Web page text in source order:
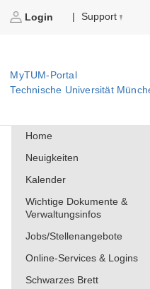
Login | Support
MyTUM-Portal
Technische Universität
Home
Neuigkeiten
Kalender
Wichtige Dokumente &
Verwaltungsinfos
Jobs/Stellenangebote
Online-Services & Logins
Schwarzes Brett